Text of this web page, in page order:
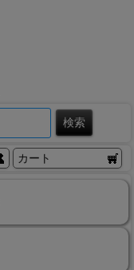
カート